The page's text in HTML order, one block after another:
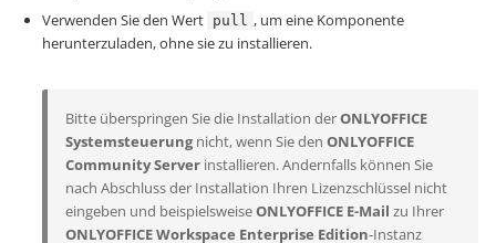
Verwenden Sie den Wert pull , um eine Komponente
herunterzuladen, ohne sie zu installieren.
Bitte überspringen Sie die Installation derONLYOFFICE
Systemsteuerungnicht, wenn Sie den ONLYOFFICE
Community Server installieren. Andernfalls können Sie
nach Abschluss der Installation Ihren Lizenzschlüssel nicht
eingeben und beispielsweiseONLYOFFICE E-Mail zu Ihrer
ONLYOFFICE Workspace Enterprise Edition-Instanz